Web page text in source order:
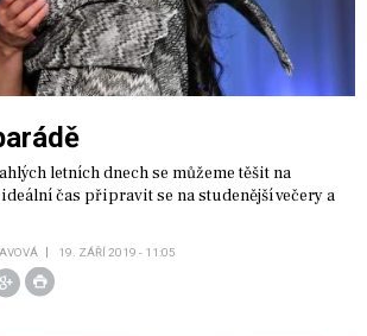
letních dnech se můžeme těšit na
čas připravit se na studenější večery a
19. ZÁŘÍ 2019 - 11:05